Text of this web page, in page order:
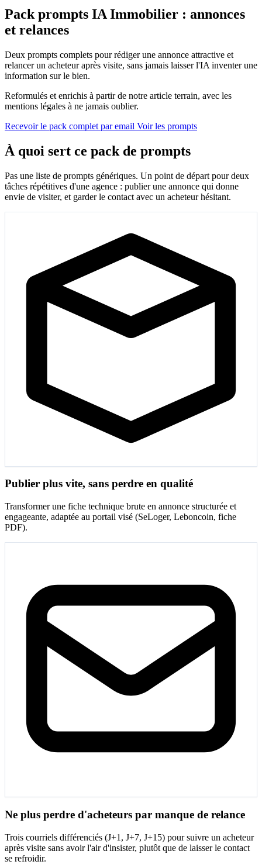
Pack prompts IA Immobilier : annonces
et relances
Deux prompts complets pour rédiger une annonce attractive et
relancer un acheteur après visite, sans jamais laisser l'IA inventer une
information sur le bien.
Reformulés et enrichis à partir de notre article terrain, avec les
mentions légales à ne jamais oublier.
Recevoir le pack complet par email Voir les prompts
À quoi sert ce pack de prompts
Pas une liste de prompts génériques. Un point de départ pour deux
tâches répétitives d'une agence : publier une annonce qui donne
envie de visiter, et garder le contact avec un acheteur hésitant.
Publier plus vite, sans perdre en qualité
Transformer une fiche technique brute en annonce structurée et
engageante, adaptée au portail visé (SeLoger, Leboncoin, fiche
PDF).
Ne plus perdre d'acheteurs par manque de relance
Trois courriels différenciés (J+1, J+7, J+15) pour suivre un acheteur
après visite sans avoir l'air d'insister, plutôt que de laisser le contact
se refroidir.